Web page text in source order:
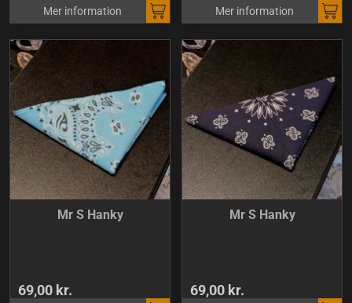
Mer information Mer information
Mr S Hanky
69,00 kr.
Mr S Hanky
69,00 kr.